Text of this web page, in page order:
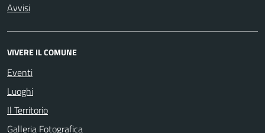
Avvisi
VIVERE IL COMUNE
Eventi
Luoghi
Il Territorio
Galleria Fotografica